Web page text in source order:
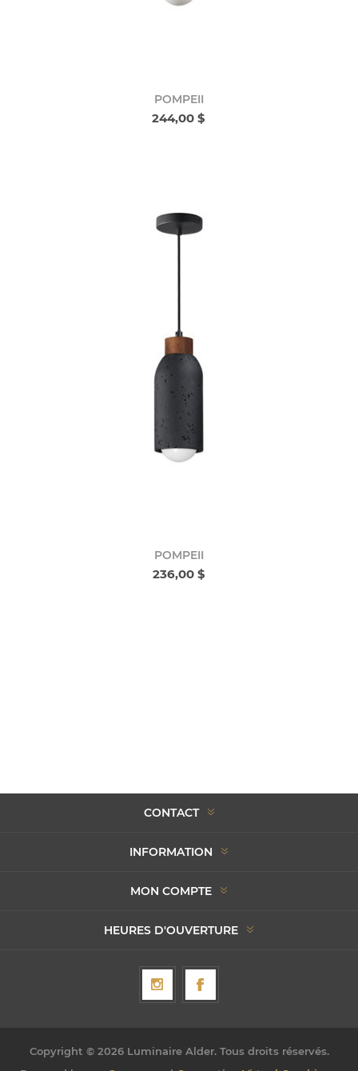
POMPEII
244,00 $
POMPEII
236,00 $
CONTACT
INFORMATION
MON COMPTE
HEURES D'OUVERTURE
Copyright © 2026 Luminaire Alder. Tous droits réservés.